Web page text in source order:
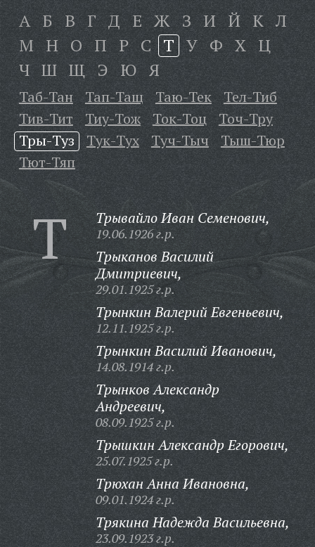
А Б В Г Д Е Ж З И Й К Л
М Н О П Р С Т У Ф Х Ц
Ч Ш Щ Э Ю Я
Таб-Тан Тап-Тащ Таю-Тек
Тел-Тиб
Тив-Тит
Тиу-Тож Ток-Тоц
Точ-Тру
Тры-Туз
Тук-Тух Туч-Тыч
Тыш-Тюр
Тют-Тяп
Т Трывайло Иван Семенович,
19.06.1926 г.р.
Трыканов Василий
Дмитриевич,
29.01.1925 г.р.
Трынкин Валерий Евгеньевич,
12.11.1925 г.р.
Трынкин Василий Иванович,
14.08.1914 г.р.
Трынков Александр
Андреевич,
08.09.1925 г.р.
Трышкин Александр Егорович,
25.07.1925 г.р.
Трюхан Анна Ивановна,
09.01.1924 г.р.
Трякина Надежда Васильевна,
23.09.1923 г.р.